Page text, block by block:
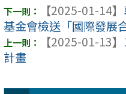
【2025-01-14】
基金會檢送「國際發展
【2025-01-13】
計畫